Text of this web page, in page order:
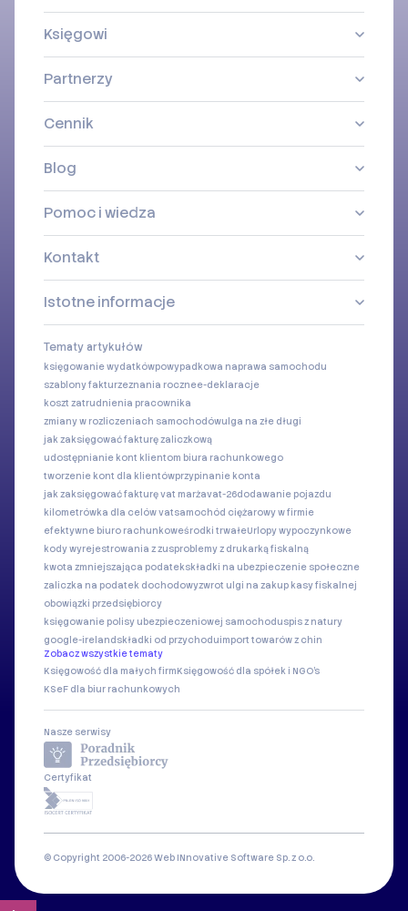
Księgowi
Partnerzy
Cennik
Blog
Pomoc i wiedza
Kontakt
Istotne informacje
Tematy artykułów
księgowanie wydatkówpowypadkowa naprawa samochodu
szablony fakturzeznania rocznee-deklaracje
koszt zatrudnienia pracownika
zmiany w rozliczeniach samochodówulga na złe długi
jak zaksięgować fakturę zaliczkową
udostępnianie kont klientom biura rachunkowego
tworzenie kont dla klientówprzypinanie konta
jak zaksięgować fakturę vat marżavat-26dodawanie pojazdu
kilometrówka dla celów vatsamochód ciężarowy w firmie
efektywne biuro rachunkoweśrodki trwałeUrlopy wypoczynkowe
kody wyrejestrowania z zusproblemy z drukarką fiskalną
kwota zmniejszająca podatekskładki na ubezpieczenie społeczne
zaliczka na podatek dochodowyzwrot ulgi na zakup kasy fiskalnej
obowiązki przedsiębiorcy
księgowanie polisy ubezpieczeniowej samochoduspis z natury
google-irelandskładki od przychoduimport towarów z chin
Zobacz wszystkie tematy
Księgowość dla małych firmKsięgowość dla spółek i NGO's
KSeF dla biur rachunkowych
Nasze serwisy
Certyfikat
© Copyright 2006-2026 Web INnovative Software Sp. z o.o.